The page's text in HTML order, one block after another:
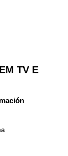
TV E